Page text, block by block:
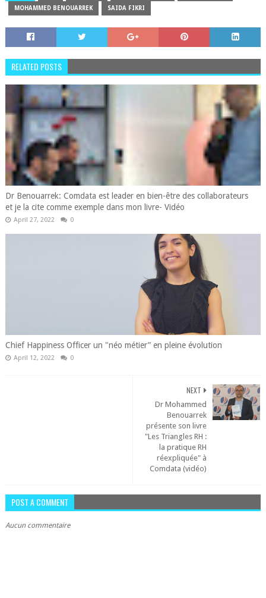
MOHAMMED BENOUARREK SAIDA FIKRI
RELATED POSTS
Dr Benouarrek: Comdata est leader en bien-être des collaborateurs
et je la cite comme exemple dans mon livre- Vidéo
April 27, 2022 0
Chief Happiness Officer un "néo métier” en pleine évolution
April 12, 2022 0
NEXT
Dr Mohammed
Benouarrek
présente son livre
"Les Triangles RH :
la pratique RH
réexpliquée" à
Comdata (vidéo)
POST A COMMENT
Aucun commentaire